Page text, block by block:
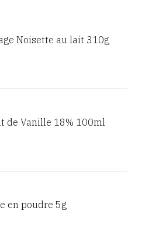
Noisette au lait 310g
de Vanille 18% 100ml
en poudre 5g